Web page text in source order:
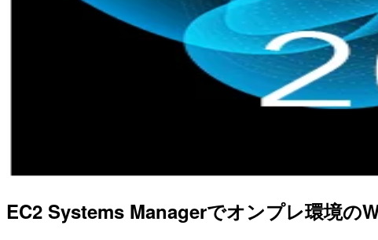
EC2 Systems Managerでオンプレ環境